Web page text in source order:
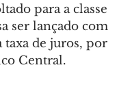
para a classe
ser lançado com
de juros, por
Central.